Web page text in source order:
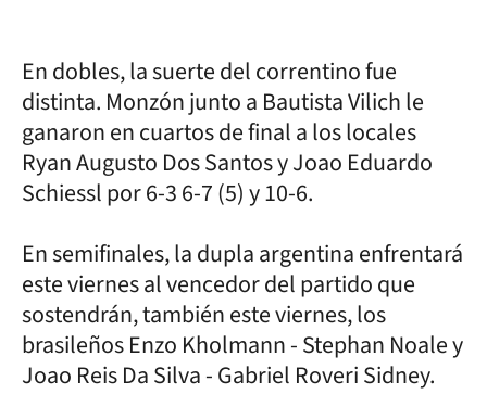
En dobles, la suerte del correntino fue
distinta. Monzón junto a Bautista Vilich le
ganaron en cuartos de final a los locales
Ryan Augusto Dos Santos y Joao Eduardo
Schiessl por 6-3 6-7 (5) y 10-6.
En semifinales, la dupla argentina enfrentará
este viernes al vencedor del partido que
sostendrán, también este viernes, los
brasileños Enzo Kholmann - Stephan Noale y
Joao Reis Da Silva - Gabriel Roveri Sidney.